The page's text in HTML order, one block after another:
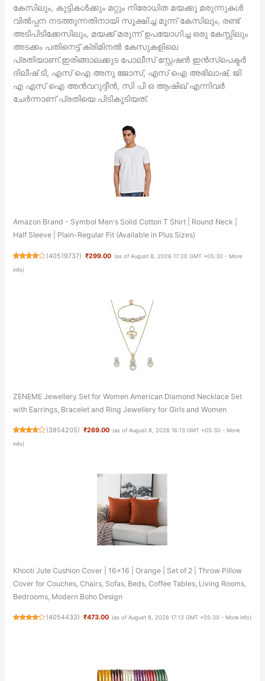
കേസിലും, കുട്ടികൾക്കും മറ്റും നിരോധിത മയക്കു മരുന്നുകൾ
വിൽപ്പന നടത്തുന്നതിനായി സൂക്ഷിച്ച മൂന്ന് കേസിലും, രണ്ട്
അടിപിടിക്കേസിലും, മയക്ക് മരുന്ന് ഉപയോഗിച്ച ഒരു കേസ്സിലും
അടക്കം പതിനെട്ട് ക്രിമിനൽ കേസുകളിലെ
പ്രതിയാണ്.ഇരിങ്ങാലക്കുട പോലീസ് സ്റ്റേഷൻ ഇൻസ്പെക്ടർ
ദിലീഷ് ടി, എസ് ഐ അനു ജോസ്, എസ് ഐ അഭിലാഷ്, ജി
എ എസ് ഐ അൻവറുദ്ദീൻ, സി പി ഒ ആഷിഖ് എന്നിവർ
ചേർന്നാണ് പ്രതിയെ പിടികൂടിയത്.
Amazon Brand - Symbol Men's Solid Cotton T Shirt | Round Neck |
Half Sleeve | Plain-Regular Fit (Available in Plus Sizes)
(40519737) ₹299.00 (as of August 8, 2026 17:20 GMT +05:30 - More
info)
ZENEME Jewellery Set for Women American Diamond Necklace Set
with Earrings, Bracelet and Ring Jewellery for Girls and Women
(3854205) ₹269.00 (as of August 8, 2026 16:13 GMT +05:30 - More
info)
Khooti Jute Cushion Cover | 16x16 | Orange | Set of 2 | Throw Pillow
Cover for Couches, Chairs, Sofas, Beds, Coffee Tables, Living Rooms,
Bedrooms, Modern Boho Design
(4054433) ₹473.00 (as of August 8, 2026 17:13 GMT +05:30 - More info)